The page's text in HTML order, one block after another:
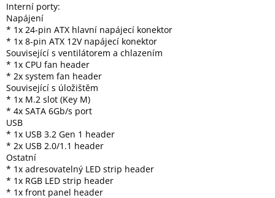
Interní porty:
Napájení
* 1x 24-pin ATX hlavní napájecí konektor
* 1x 8-pin ATX 12V napájecí konektor
Související s ventilátorem a chlazením
* 1x CPU fan header
* 2x system fan header
Související s úložištěm
* 1x M.2 slot (Key M)
* 4x SATA 6Gb/s port
USB
* 1x USB 3.2 Gen 1 header
* 2x USB 2.0/1.1 header
Ostatní
* 1x adresovatelný LED strip header
* 1x RGB LED strip header
* 1x front panel header